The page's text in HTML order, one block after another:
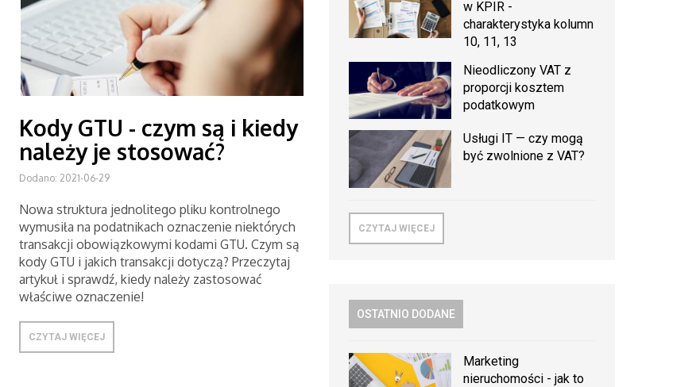
Kody GTU - czym są i kiedy
należy je stosować?
Dodano: 2021-06-29
Nowa struktura jednolitego pliku kontrolnego
wymusiła na podatnikach oznaczenie niektórych
transakcji obowiązkowymi kodami GTU. Czym są
kody GTU i jakich transakcji dotyczą? Przeczytaj
artykuł i sprawdź, kiedy należy zastosować
właściwe oznaczenie!
CZYTAJ WIĘCEJ
w KPIR -
charakterystyka kolumn
10, 11, 13
Nieodliczony VAT z
proporcji kosztem
podatkowym
Usługi IT — czy mogą
być zwolnione z VAT?
CZYTAJ WIĘCEJ
OSTATNIO DODANE
Marketing
nieruchomości - jak to